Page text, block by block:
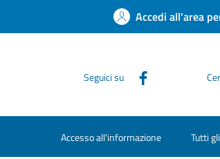
Accedi all'area
Seguici su
Accesso all'informazione Tutti